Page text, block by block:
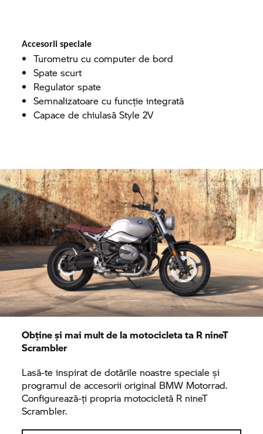
Accesorii speciale
Turometru cu computer de bord
Spate scurt
Regulator spate
Semnalizatoare cu funcție integrată
Capace de chiulasă Style 2V
Obține și mai mult de la motocicleta ta R nineT
Scrambler
Lasă-te inspirat de dotările noastre speciale și
programul de accesorii original BMW Motorrad.
Configurează-ți propria motocicletă R nineT
Scrambler.